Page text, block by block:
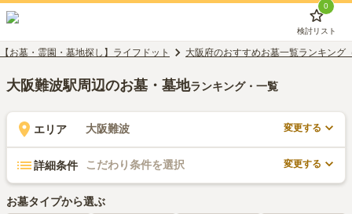
0
検討リスト
【お墓・霊園・墓地探し】ライフドット 大阪府のおすすめお墓一覧ランキング
大阪難波駅周辺のお墓・墓地ランキング・一覧
エリア 大阪難波 変更する
詳細条件 こだわり条件を選択 変更する
お墓タイプから選ぶ